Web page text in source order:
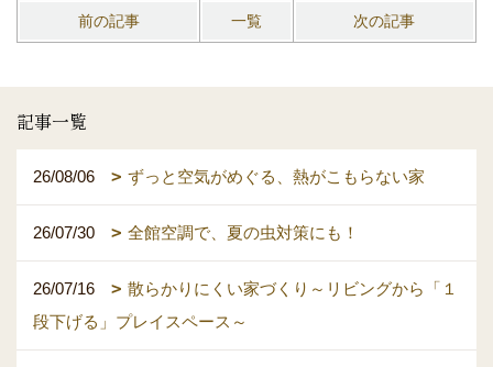
前の記事 一覧 次の記事
記事一覧
26/08/06 ずっと空気がめぐる、熱がこもらない家
26/07/30 全館空調で、夏の虫対策にも！
26/07/16
散らかりにくい家づくり～リビングから「１
段下げる」プレイスペース～